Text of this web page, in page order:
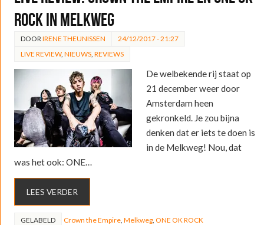
ROCK in Melkweg
DOOR IRENE THEUNISSEN
24/12/2017 - 21:27
LIVE REVIEW, NIEUWS, REVIEWS
De welbekende rij staat op
21 december weer door
Amsterdam heen
gekronkeld. Je zou bijna
denken dat er iets te doen is
in de Melkweg! Nou, dat
was het ook: ONE…
LEES VERDER
GELABELD Crown the Empire, Melkweg, ONE OK ROCK